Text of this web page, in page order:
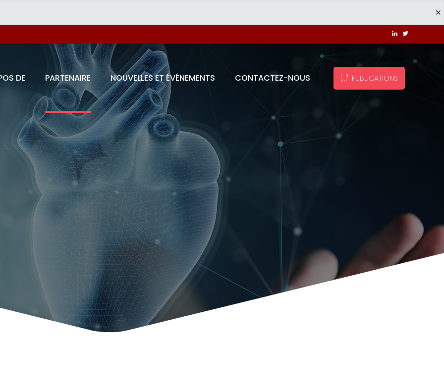
PUBLICATIONS
DE PARTENAIRE NOUVELLES ET ÉVÉNEMENTS CONTACTEZ-NOUS